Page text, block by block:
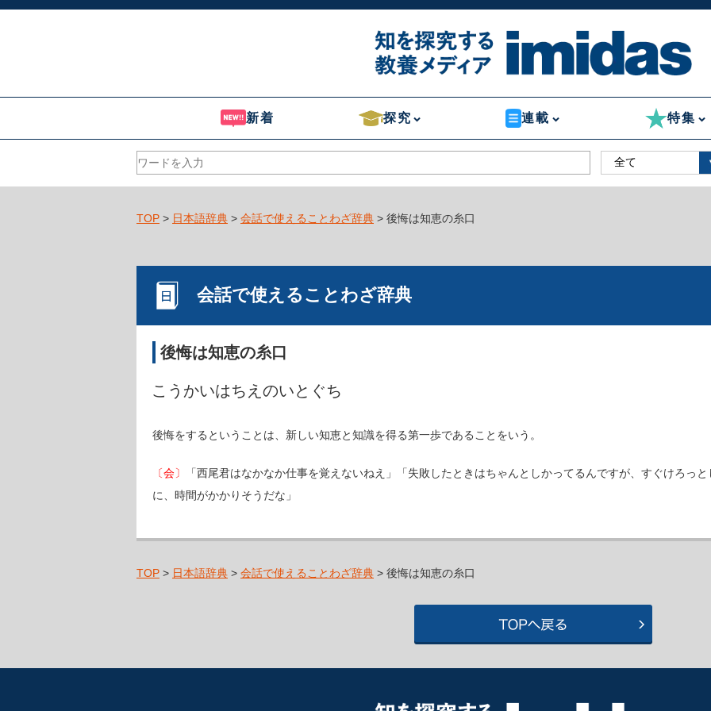
新着 探究 連載 特集
TOP > 日本語辞典 > 会話で使えることわざ辞典 > 後悔は知恵の糸口
会話で使えることわざ辞典
後悔は知恵の糸口
こうかいはちえのいとぐち
後悔をするということは、新しい知恵と知識を得る第一歩であることをいう。
〔会〕
「西尾君はなかなか仕事を覚えないねえ」「失敗したときはちゃんとしかってるんですが、すぐけろっ
に、時間がかかりそうだな」
TOP > 日本語辞典 > 会話で使えることわざ辞典 > 後悔は知恵の糸口